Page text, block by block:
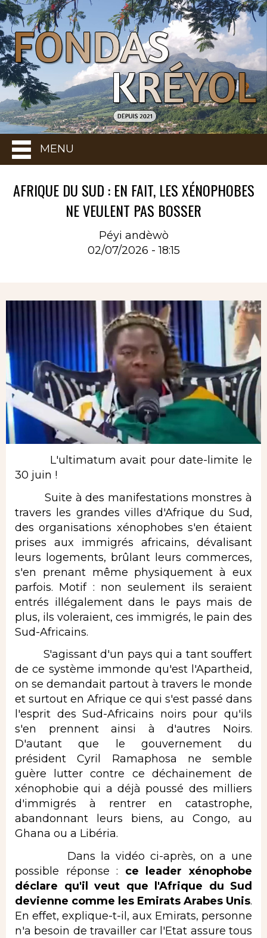
MENU
AFRIQUE DU SUD : EN FAIT, LES XÉNOPHOBES
NE VEULENT PAS BOSSER
Péyi andèwò
02/07/2026 - 18:15
L'ultimatum avait pour date-limite le
30 juin !
Suite à des manifestations monstres à
travers les grandes villes d'Afrique du Sud,
des organisations xénophobes s'en étaient
prises aux immigrés africains, dévalisant
leurs logements, brûlant leurs commerces,
s'en prenant même physiquement à eux
parfois. Motif : non seulement ils seraient
entrés illégalement dans le pays mais de
plus, ils voleraient, ces immigrés, le pain des
Sud-Africains.
S'agissant d'un pays qui a tant souffert
de ce système immonde qu'est l'Apartheid,
on se demandait partout à travers le monde
et surtout en Afrique ce qui s'est passé dans
l'esprit des Sud-Africains noirs pour qu'ils
s'en prennent ainsi à d'autres Noirs.
D'autant que le gouvernement du
président Cyril Ramaphosa ne semble
guère lutter contre ce déchainement de
xénophobie qui a déjà poussé des milliers
d'immigrés à rentrer en catastrophe,
abandonnant leurs biens, au Congo, au
Ghana ou a Libéria.
Dans la vidéo ci-après, on a une
possible réponse : ce leader xénophobe
déclare qu'il veut que l'Afrique du Sud
devienne comme les Emirats Arabes Unis.
En effet, explique-t-il, aux Emirats, personne
n'a besoin de travailler car l'Etat assure tous